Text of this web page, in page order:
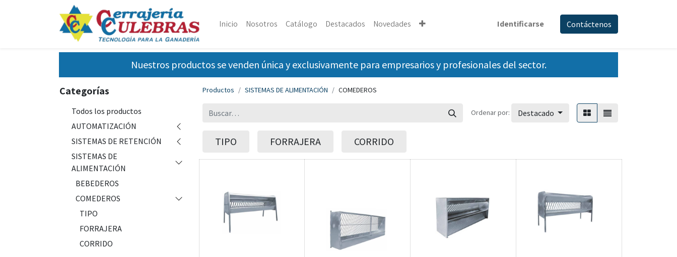
Inicio Nosotros Catálogo Destacados Novedades Identificarse Contáctenos
Nuestros productos se venden única y exclusivamente para empresarios y profesionales del sector.
Categorías
Todos los productos
AUTOMATIZACIÓN
SISTEMAS DE RETENCIÓN
SISTEMAS DE
ALIMENTACIÓN
BEBEDEROS
COMEDEROS
TIPO
FORRAJERA
CORRIDO
Productos SISTEMAS DE ALIMENTACIÓN COMEDEROS
Ordenar por: Destacado
TIPO FORRAJERA CORRIDO